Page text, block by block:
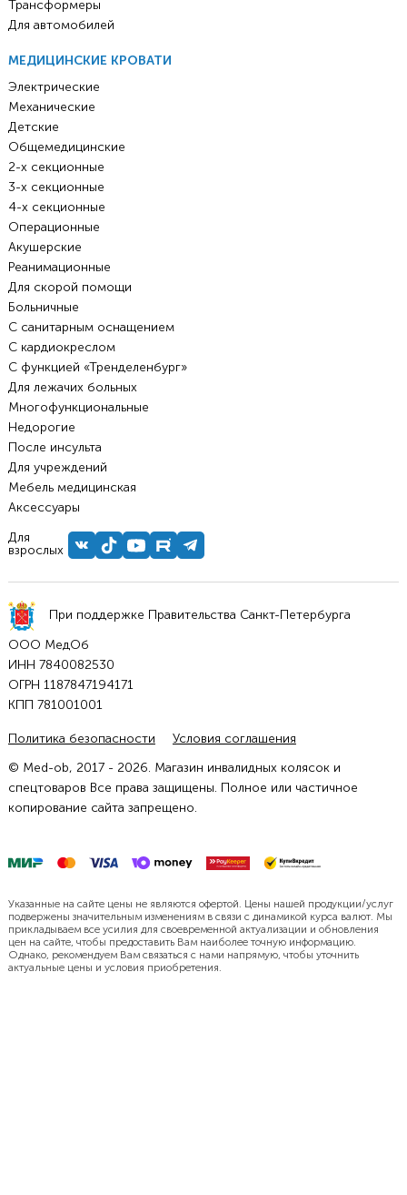
Трансформеры
Для автомобилей
МЕДИЦИНСКИЕ КРОВАТИ
Электрические
Механические
Детские
Общемедицинские
2-х секционные
3-х секционные
4-х секционные
Операционные
Акушерские
Реанимационные
Для скорой помощи
Больничные
С санитарным оснащением
С кардиокреслом
С функцией «Тренделенбург»
Для лежачих больных
Многофункциональные
Недорогие
После инсульта
Для учреждений
Мебель медицинская
Аксессуары
Для
взрослых
При поддержке Правительства Санкт-Петербурга
ООО МедОб
ИНН 7840082530
ОГРН 1187847194171
КПП 781001001
Политика безопасности
Условия соглашения
© Med-ob, 2017 - 2026. Магазин инвалидных колясок и
спецтоваров Все права защищены. Полное или частичное
копирование сайта запрещено.
Указанные на сайте цены не являются офертой. Цены нашей продукции/услуг
подвержены значительным изменениям в связи с динамикой курса валют. Мы
прикладываем все усилия для своевременной актуализации и обновления
цен на сайте, чтобы предоставить Вам наиболее точную информацию.
Однако, рекомендуем Вам связаться с нами напрямую, чтобы уточнить
актуальные цены и условия приобретения.